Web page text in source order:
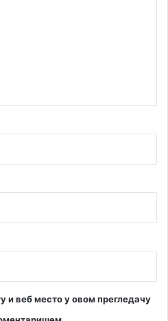
и веб место у овом прегледачу